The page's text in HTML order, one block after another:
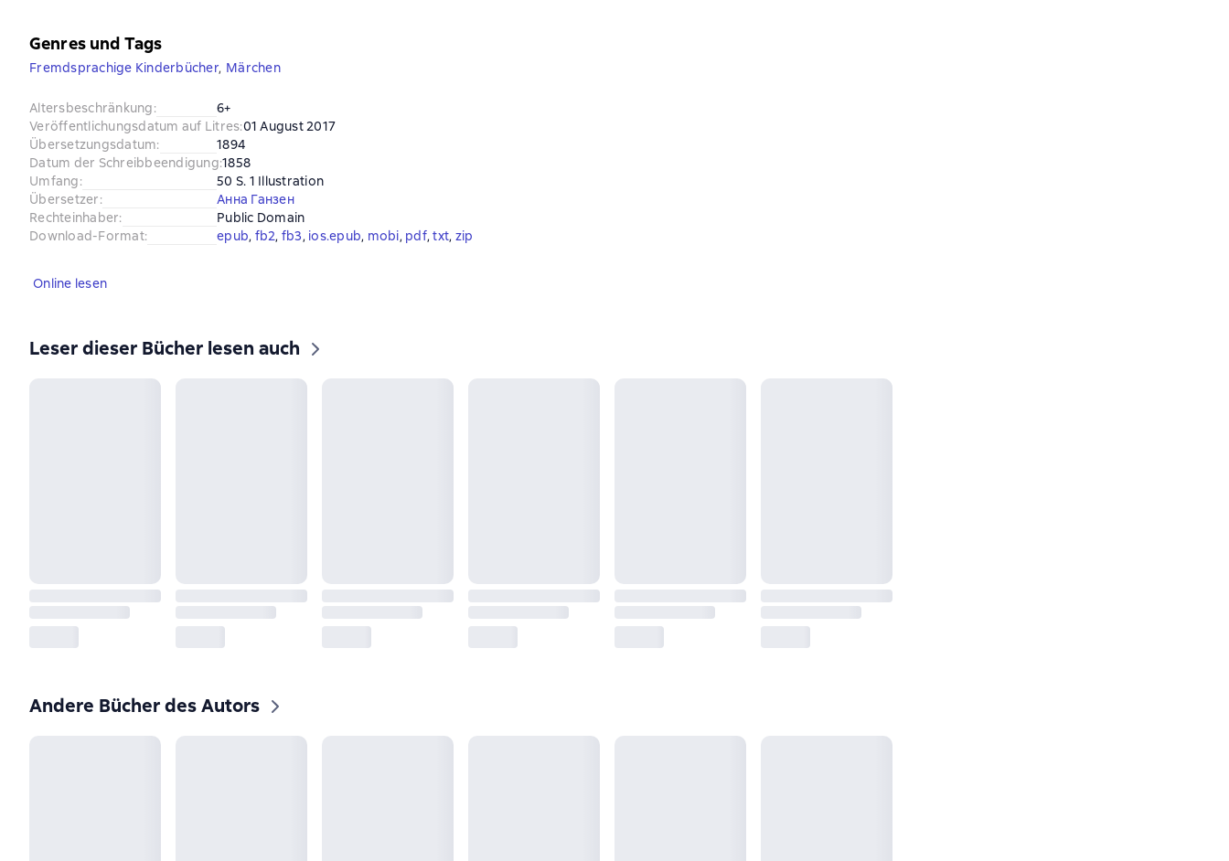
Genres und Tags
Fremdsprachige Kinderbücher, Märchen
Altersbeschränkung:
6+
Veröffentlichungsdatum auf Litres:01 August 2017
Übersetzungsdatum:
1894
Datum der Schreibbeendigung:1858
Umfang:
50 S. 1 Illustration
Übersetzer:
Анна Ганзен
Rechteinhaber:
Public Domain
Download-Format: epub, fb2, fb3, ios.epub, mobi, pdf, txt, zip
Online lesen
Leser dieser Bücher lesen auch
Andere Bücher des Autors